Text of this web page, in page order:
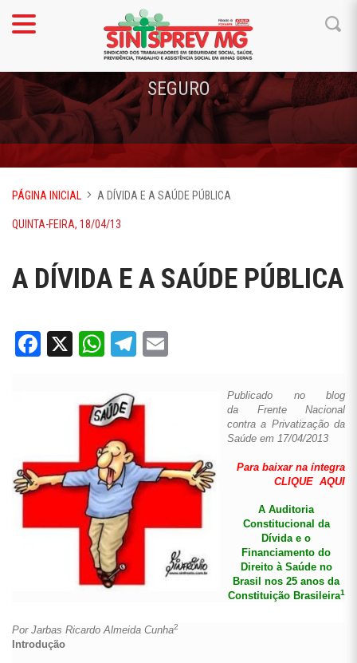
SEGURO
PÁGINA INICIAL A DÍVIDA E A SAÚDE PÚBLICA
QUINTA-FEIRA, 18/04/13
A DÍVIDA E A SAÚDE PÚBLICA
Facebook
X WhatsApp
Telegram
Publicado no blog
da
Frente Nacional
contra a Privatização da
Saúde em 17/04/2013
Para baixar na íntegra
CLIQUE AQUI
A Auditoria
Constitucional da
Dívida e o
Financiamento do
Direito à Saúde no
Brasil nos 25 anos da
Constituição Brasileira1
Por Jarbas Ricardo Almeida Cunha2
Introdução